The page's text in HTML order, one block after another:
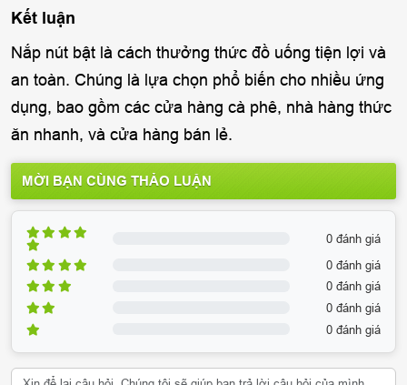
Kết luận
Nắp nút bật là cách thưởng thức đồ uống tiện lợi và
an toàn. Chúng là lựa chọn phổ biến cho nhiều ứng
dụng, bao gồm các cửa hàng cà phê, nhà hàng thức
ăn nhanh, và cửa hàng bán lẻ.
MỜI BẠN CÙNG THẢO LUẬN
0 đánh giá
0 đánh giá
0 đánh giá
0 đánh giá
0 đánh giá